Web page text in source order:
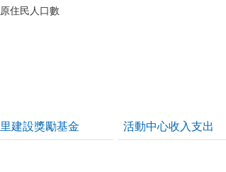
原住民人口數
里建設獎勵基金 活動中心收入支出